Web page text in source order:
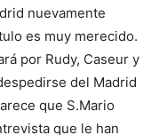
nuevamente
es muy merecido.
por Rudy, Caseur y
del Madrid
que S.Mario
que le han